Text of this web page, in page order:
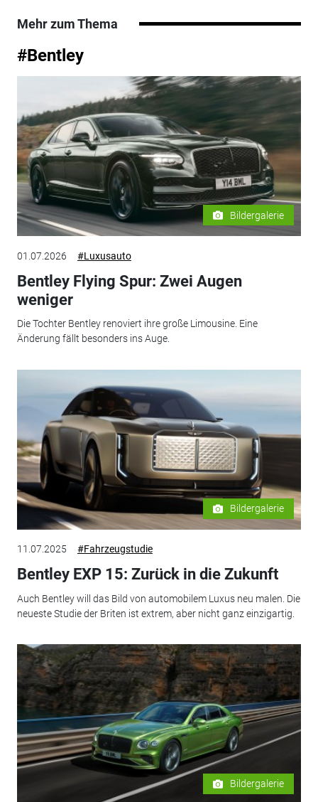
Mehr zum Thema
#Bentley
Bildergalerie
01.07.2026 #Luxusauto
Bentley Flying Spur: Zwei Augen
weniger
Die Tochter Bentley renoviert ihre große Limousine. Eine
Änderung fällt besonders ins Auge.
Bildergalerie
11.07.2025 #Fahrzeugstudie
Bentley EXP 15: Zurück in die Zukunft
Auch Bentley will das Bild von automobilem Luxus neu malen. Die
neueste Studie der Briten ist extrem, aber nicht ganz einzigartig.
Bildergalerie